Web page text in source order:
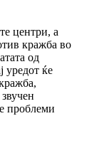
центри, а
кражба во
од
уредот ќе
проблеми